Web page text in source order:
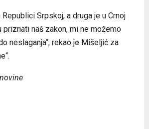
Republici Srpskoj, a druga je u Crnoj
priznati naš zakon, mi ne možemo
neslaganja“, rekao je Mišeljić za